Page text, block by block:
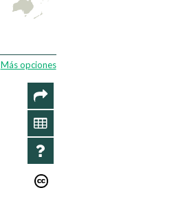
Más opciones
COMPARTIR
SERIES
INFORMACIÓN